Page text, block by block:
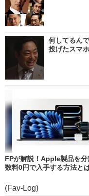
何してるん
投げたスマ
FPが解説！Apple製品を分
数料0円で入手する方法と
(Fav-Log)